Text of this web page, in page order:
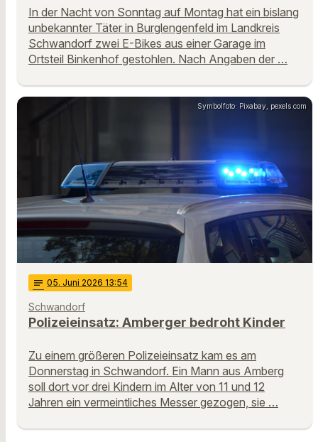
In der Nacht von Sonntag auf Montag hat ein bislang
unbekannter Täter in Burglengenfeld im Landkreis
Schwandorf zwei E-Bikes aus einer Garage im
Ortsteil Binkenhof gestohlen. Nach Angaben der …
Symbolfoto: Pixabay, pexels.com
notes 05. Juni 2026 13:54
Schwandorf
Polizeieinsatz: Amberger bedroht Kinder
Zu einem größeren Polizeieinsatz kam es am
Donnerstag in Schwandorf. Ein Mann aus Amberg
soll dort vor drei Kindern im Alter von 11 und 12
Jahren ein vermeintliches Messer gezogen, sie …